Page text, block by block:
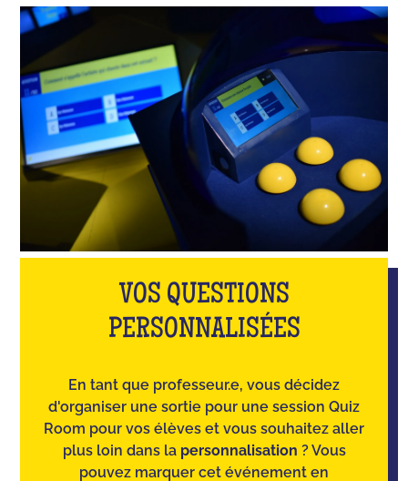
VOS QUESTIONS
PERSONNALISÉES
En tant que professeur.e, vous décidez
d'organiser une sortie pour une session Quiz
Room pour vos élèves et vous souhaitez aller
plus loin dans la personnalisation ? Vous
pouvez marquer cet événement en